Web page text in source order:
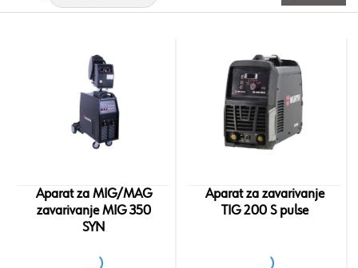
Aparat za MIG/MAG
zavarivanje MIG 350
SYN
Aparat za zavarivanje
TIG 200 S pulse